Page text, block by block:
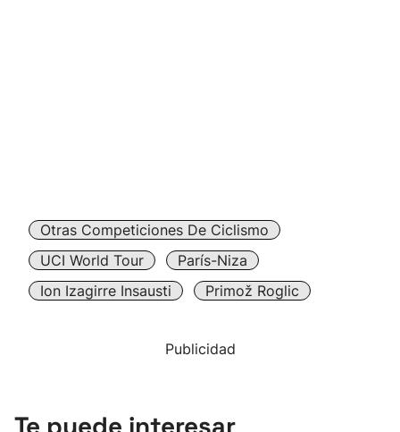
Otras Competiciones De Ciclismo
UCI World Tour
París-Niza
Ion Izagirre Insausti
Primož Roglic
Publicidad